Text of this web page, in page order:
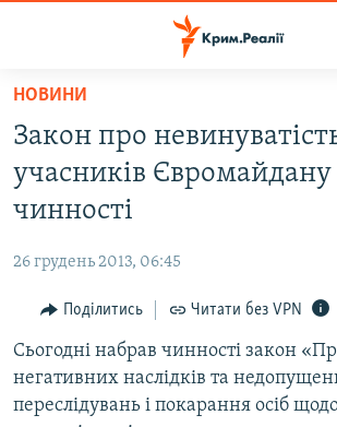
Перейти
основного
матеріалу
Перейти
основної
навігації
Перейти
пошуку
ВОДА.КРИМ
ВІДЕО ТА ФОТО
БЛОГИ
ПОГЛЯД
ІНТЕРВ'Ю
НОВИНИ
Закон про
учасників Євромайдану
чинності
26 грудень 2013, 06:45
Поділитись Читати без VPN
Сьогодні набрав чинності закон
негативних наслідків та
переслідувань і покарання осіб